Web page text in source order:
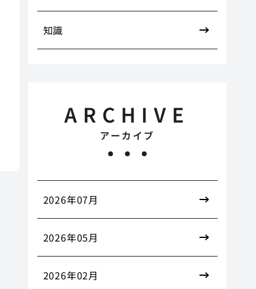
知識
ARCHIVE
アーカイブ
2026年07月
2026年05月
2026年02月